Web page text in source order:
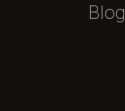
Blog